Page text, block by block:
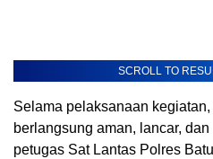
SCROLL TO
Selama pelaksanaan
berlangsung aman, lancar,
petugas Sat Lantas Polres